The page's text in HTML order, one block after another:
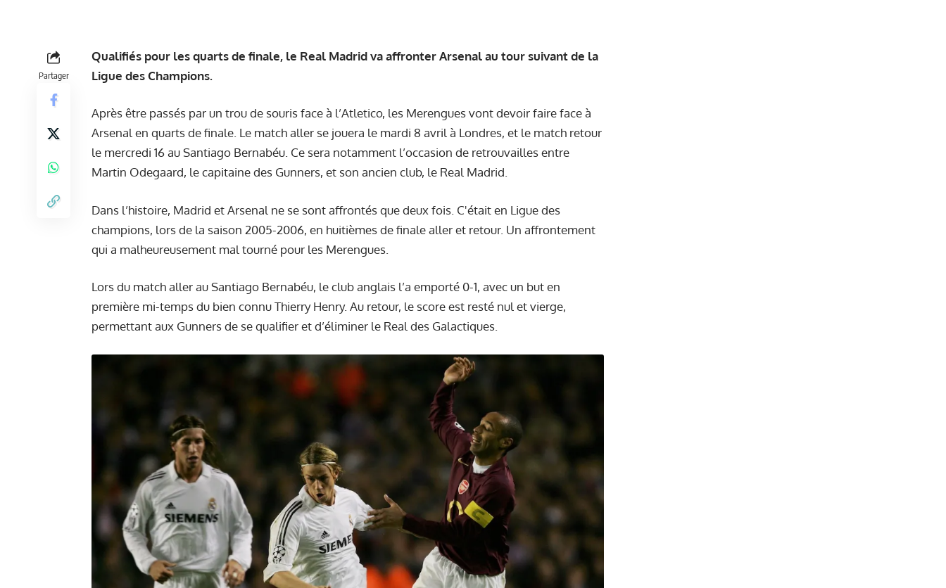
Partager
Qualifiés pour les quarts de finale, le Real Madrid va affronter Arsenal au tour suivant de la
Ligue des Champions.
Après être passés par un trou de souris face à l’Atletico, les Merengues vont devoir faire face à
Arsenal en quarts de finale. Le match aller se jouera le mardi 8 avril à Londres, et le match retour
le mercredi 16 au Santiago Bernabéu. Ce sera notamment l’occasion de retrouvailles entre
Martin Odegaard, le capitaine des Gunners, et son ancien club, le Real Madrid.
Dans l’histoire, Madrid et Arsenal ne se sont affrontés que deux fois. C'était en Ligue des
champions, lors de la saison 2005-2006, en huitièmes de finale aller et retour. Un affrontement
qui a malheureusement mal tourné pour les Merengues.
Lors du match aller au Santiago Bernabéu, le club anglais l’a emporté 0-1, avec un but en
première mi-temps du bien connu Thierry Henry. Au retour, le score est resté nul et vierge,
permettant aux Gunners de se qualifier et d’éliminer le Real des Galactiques.